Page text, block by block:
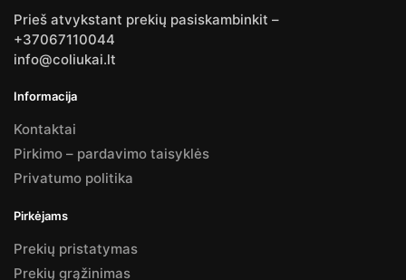
Prieš atvykstant prekių pasiskambinkit –
+37067110044
info@coliukai.lt
Informacija
Kontaktai
Pirkimo – pardavimo taisyklės
Privatumo politika
Pirkėjams
Prekių pristatymas
Prekių grąžinimas